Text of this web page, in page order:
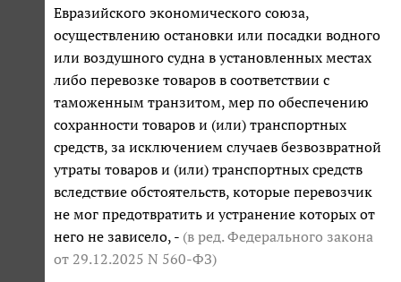
Евразийского экономического союза,
осуществлению остановки или посадки водного
или воздушного судна в установленных местах
либо перевозке товаров в соответствии с
таможенным транзитом, мер по обеспечению
сохранности товаров и (или) транспортных
средств, за исключением случаев безвозвратной
утраты товаров и (или) транспортных средств
вследствие обстоятельств, которые перевозчик
не мог предотвратить и устранение которых от
него не зависело, - (в ред. Федерального закона
от 29.12.2025 N 560-ФЗ)